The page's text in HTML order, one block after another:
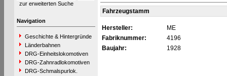
zur erweiterten Suche
Navigation
Geschichte & Hintergründe
Länderbahnen
DRG-Einheitslokomotiven
DRG-Zahnradlokomotiven
DRG-Schmalspurlok.
Fahrzeugstamm
Hersteller:
ME
Fabriknummer:
4196
Baujahr:
1928